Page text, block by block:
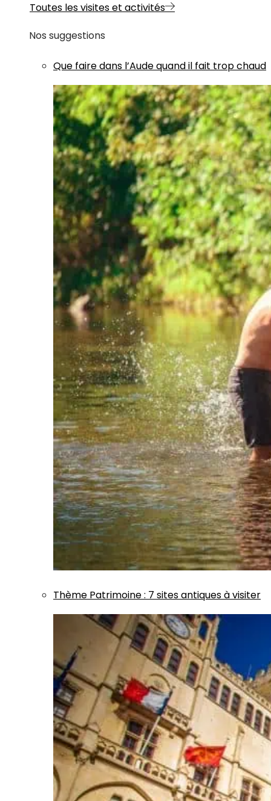
Toutes les visites et activités
Nos suggestions
Que faire dans l’Aude quand il fait trop chaud
Thème Patrimoine: 7 sites antiques à visiter